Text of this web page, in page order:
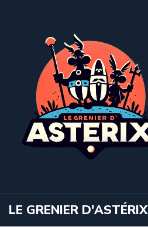
LE GRENIER D'ASTÉRIX